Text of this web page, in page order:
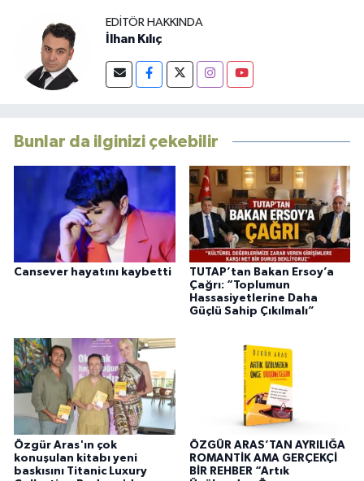
EDITÖR HAKKINDA
İlhan Kılıç
Bunlar da ilginizi çekebilir
Cansever hayatını kaybetti
TUTAP’tan Bakan Ersoy’a
Çağrı: “Toplumun
Hassasiyetlerine Daha
Güçlü Sahip Çıkılmalı”
Özgür Aras'ın çok
konuşulan kitabı yeni
baskısını Titanic Luxury
ÖZGÜR ARAS’TAN AYRILIĞA
ROMANTİK AMA GERÇEKÇİ
BİR REHBER “Artık